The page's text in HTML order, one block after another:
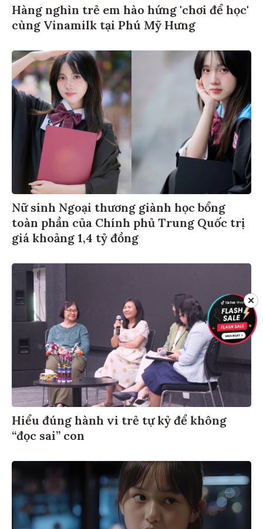
Hàng nghìn trẻ em hào hứng 'chơi để học'
cùng Vinamilk tại Phú Mỹ Hưng
Nữ sinh Ngoại thương giành học bổng
toàn phần của Chính phủ Trung Quốc trị
giá khoảng 1,4 tỷ đồng
Hiểu đúng hành vi trẻ tự kỷ để không
“đọc sai” con
✕